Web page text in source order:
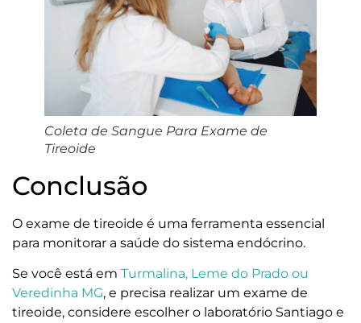
Coleta de Sangue Para Exame de
Tireoide
Conclusão
O exame de tireoide é uma ferramenta essencial
para monitorar a saúde do sistema endócrino.
Se você está em Turmalina, Leme do Prado ou
Veredinha MG, e precisa realizar um exame de
tireoide, considere escolher o laboratório Santiago e